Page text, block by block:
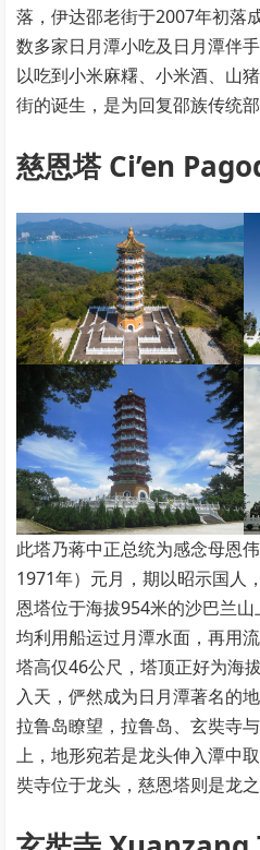
落，伊达邵老街于2007年初落
数多家日月潭小吃及日月潭伴
以吃到小米麻糬、小米酒、山
街的诞生，是为回复邵族传统
慈恩塔 Ci’en
此塔乃蒋中正总统为感念母恩
1971年）元月，期以昭示国人
恩塔位于海拔954米的沙巴兰
均利用船运过月潭水面，再用
塔高仅46公尺，塔顶正好为海
入天，俨然成为日月潭著名的
拉鲁岛瞭望，拉鲁岛、玄奘寺
上，地形宛若是龙头伸入潭中
奘寺位于龙头，慈恩塔则是龙